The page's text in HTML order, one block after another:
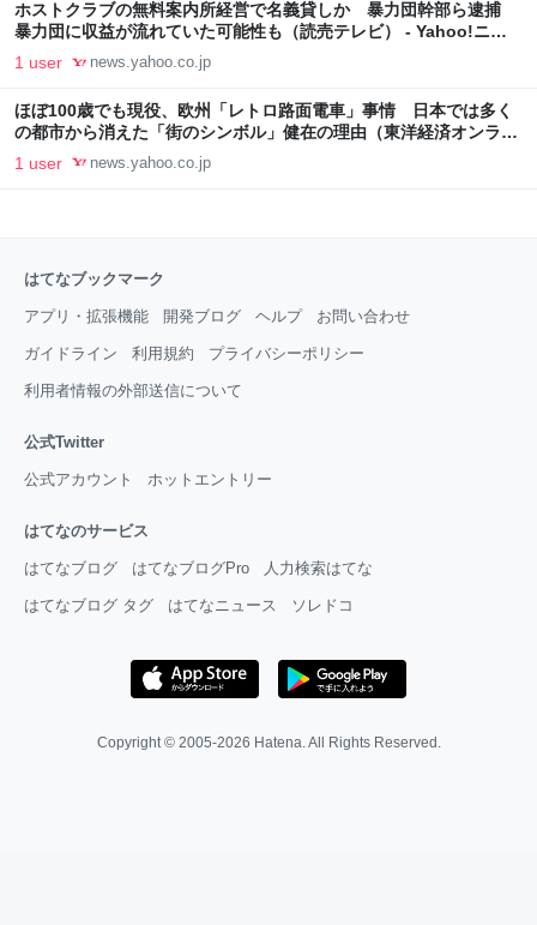
ホストクラブの無料案内所経営で名義貸しか 暴力団幹部ら逮捕
暴力団に収益が流れていた可能性も（読売テレビ） - Yahoo!ニュ
ース
1 user news.yahoo.co.jp
ほぼ100歳でも現役、欧州「レトロ路面電車」事情 日本では多く
の都市から消えた「街のシンボル」健在の理由（東洋経済オンライ
ン） - Yahoo!ニュース
1 user news.yahoo.co.jp
はてなブックマーク
アプリ・拡張機能 開発ブログ ヘルプ お問い合わせ
ガイドライン 利用規約 プライバシーポリシー
利用者情報の外部送信について
公式Twitter
公式アカウント ホットエントリー
はてなのサービス
はてなブログ はてなブログPro 人力検索はてな
はてなブログ タグ はてなニュース ソレドコ
Copyright © 2005-2026 Hatena . All Rights Reserved.